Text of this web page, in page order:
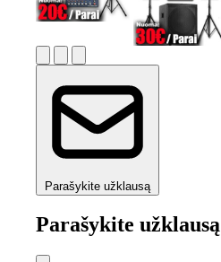
Parašykite užklausą
Parašykite užklausą